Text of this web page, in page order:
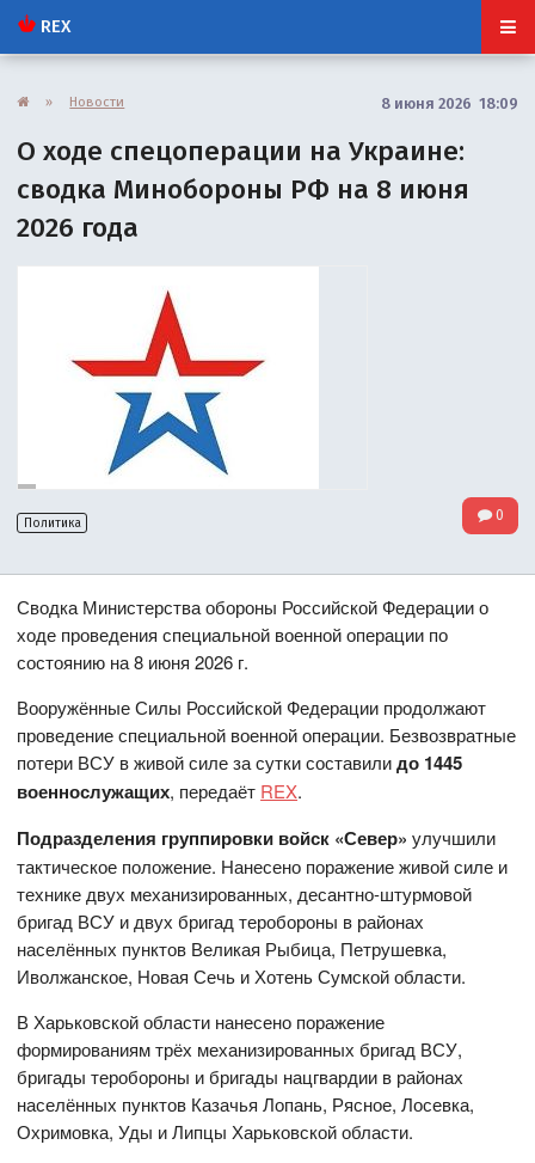
REX
» Новости 8 июня 2026 18:09
О ходе спецоперации на Украине:
сводка Минобороны РФ на 8 июня
2026 года
Политика 0
Сводка Министерства обороны Российской Федерации о
ходе проведения специальной военной операции по
состоянию на 8 июня 2026 г.
Вооружённые Силы Российской Федерации продолжают
проведение специальной военной операции. Безвозвратные
потери ВСУ в живой силе за сутки составилидо 1445
военнослужащих, передаёт REX.
Подразделения группировки войск «Север» улучшили
тактическое положение. Нанесено поражение живой силе и
технике двух механизированных, десантно-штурмовой
бригад ВСУ и двух бригад теробороны в районах
населённых пунктов Великая Рыбица, Петрушевка,
Иволжанское, Новая Сечь и Хотень Сумской области.
В Харьковской области нанесено поражение
формированиям трёх механизированных бригад ВСУ,
бригады теробороны и бригады нацгвардии в районах
населённых пунктов Казачья Лопань, Рясное, Лосевка,
Охримовка, Уды и Липцы Харьковской области.